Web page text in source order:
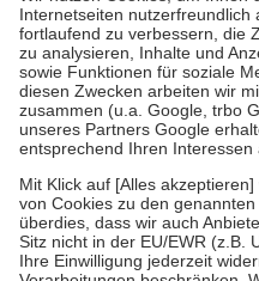
Kosten der Leistung zu
Diese Regeln gelten
Bei Heilmitteln und häuslicher
Zuzahlung zehn Prozent der
Verordnung.
Um das Engagement der
stärken und die besondere
fallenkeine Zuzahlungenan bei:
• Kindern und Jugendlichen
mit Ausnahme der Fahrkosten
• Untersuchungen zur